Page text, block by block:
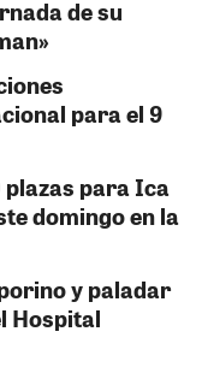
de su
para el 9
plazas para Ica
domingo en la
y paladar
Hospital